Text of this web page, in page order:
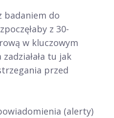
badaniem do
z 30-
w kluczowym
tu jak
przed
(alerty)